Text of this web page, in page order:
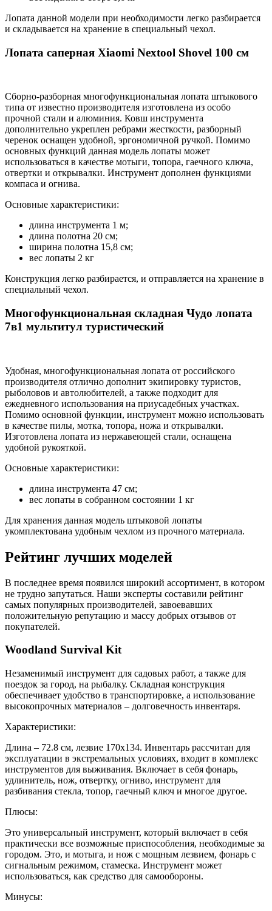
Лопата данной модели при необходимости легко разбирается
и складывается на хранение в специальный чехол.
Лопата саперная Xiaomi Nextool Shovel 100 см
Сборно-разборная многофункциональная лопата штыкового
типа от известно производителя изготовлена из особо
прочной стали и алюминия. Ковш инструмента
дополнительно укреплен ребрами жесткости, разборный
черенок оснащен удобной, эргономичной ручкой. Помимо
основных функций данная модель лопаты может
использоваться в качестве мотыги, топора, гаечного ключа,
отвертки и открывалки. Инструмент дополнен функциями
компаса и огнива.
Основные характеристики:
длина инструмента 1 м;
длина полотна 20 см;
ширина полотна 15,8 см;
вес лопаты 2 кг
Конструкция легко разбирается, и отправляется на хранение в
специальный чехол.
Многофункциональная складная Чудо лопата
7в1 мультитул туристический
Удобная, многофункциональная лопата от российского
производителя отлично дополнит экипировку туристов,
рыболовов и автолюбителей, а также подходит для
ежедневного использования на приусадебных участках.
Помимо основной функции, инструмент можно использовать
в качестве пилы, мотка, топора, ножа и открывалки.
Изготовлена лопата из нержавеющей стали, оснащена
удобной рукояткой.
Основные характеристики:
длина инструмента 47 см;
вес лопаты в собранном состоянии 1 кг
Для хранения данная модель штыковой лопаты
укомплектована удобным чехлом из прочного материала.
Рейтинг лучших моделей
В последнее время появился широкий ассортимент, в котором
не трудно запутаться. Наши эксперты составили рейтинг
самых популярных производителей, завоевавших
положительную репутацию и массу добрых отзывов от
покупателей.
Woodlаnd Survivаl Kit
Незаменимый инструмент для садовых работ, а также для
поездок за город, на рыбалку. Складная конструкция
обеспечивает удобство в транспортировке, а использование
высокопрочных материалов – долговечность инвентаря.
Характеристики:
Длина – 72.8 см, лезвие 170х134. Инвентарь рассчитан для
эксплуатации в экстремальных условиях, входит в комплекс
инструментов для выживания. Включает в себя фонарь,
удлинитель, нож, отвертку, огниво, инструмент для
разбивания стекла, топор, гаечный ключ и многое другое.
Плюсы:
Это универсальный инструмент, который включает в себя
практически все возможные приспособления, необходимые за
городом. Это, и мотыга, и нож с мощным лезвием, фонарь с
сигнальным режимом, стамеска. Инструмент может
использоваться, как средство для самообороны.
Минусы: